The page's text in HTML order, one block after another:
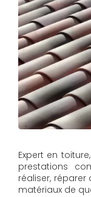
Expert en
prestations
réaliser,
matériaux de